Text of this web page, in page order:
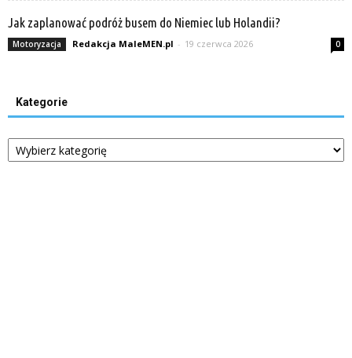
Jak zaplanować podróż busem do Niemiec lub Holandii?
Motoryzacja Redakcja MaleMEN.pl - 19 czerwca 2026 0
Kategorie
Kategorie